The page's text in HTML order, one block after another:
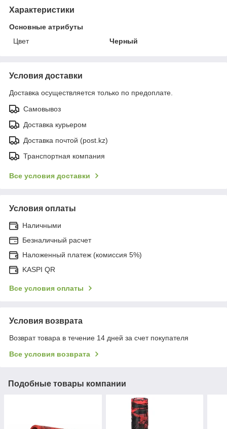
Характеристики
Основные атрибуты
Цвет
Черный
Условия доставки
Доставка осуществляется только по предоплате.
Самовывоз
Доставка курьером
Доставка почтой (post.kz)
Транспортная компания
Все условия доставки
Условия оплаты
Наличными
Безналичный расчет
Наложенный платеж (комиссия 5%)
KASPI QR
Все условия оплаты
Условия возврата
Возврат товара в течение 14 дней за счет покупателя
Все условия возврата
Подобные товары компании